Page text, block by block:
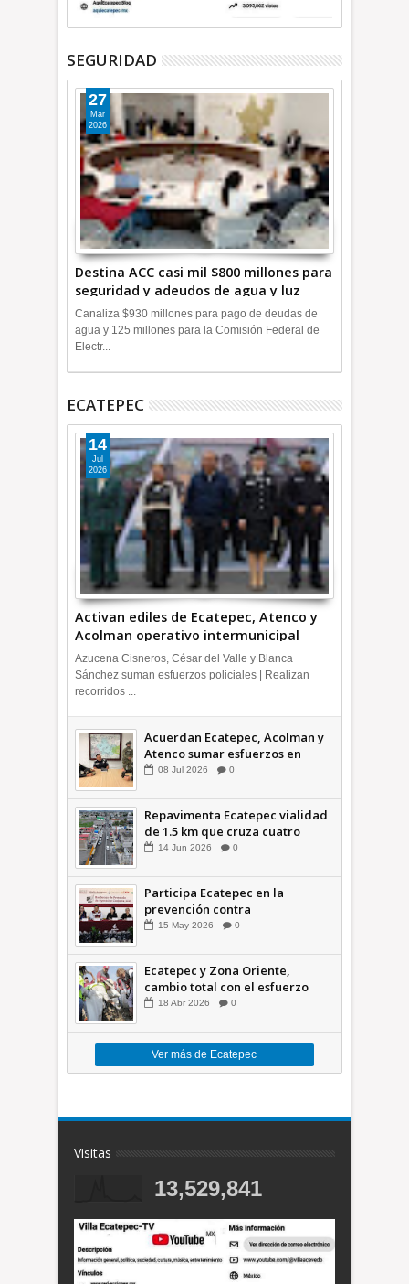
SEGURIDAD
Destina ACC casi mil $800 millones para
seguridad y adeudos de agua y luz
+Video
27
Mar
2026
Canaliza $930 millones para pago de deudas de
agua y 125 millones para la Comisión Federal de
Electr...
ECATEPEC
Activan ediles de Ecatepec, Atenco y
Acolman operativo intermunicipal
14
Jul
2026
Azucena Cisneros, César del Valle y Blanca
Sánchez suman esfuerzos policiales | Realizan
recorridos ...
Acuerdan Ecatepec, Acolman y
Atenco sumar esfuerzos en
seguridad
08 Jul 2026 0
Repavimenta Ecatepec vialidad
de 1.5 km que cruza cuatro
comunidades +Video
14 Jun 2026 0
Participa Ecatepec en la
prevención contra
inundaciones en el Valle de
15 May 2026 0
Ecatepec y Zona Oriente,
cambio total con el esfuerzo
conjunto: Azucena; retiran 21
18 Abr 2026 0
Ver más de Ecatepec
Visitas
13,529,841